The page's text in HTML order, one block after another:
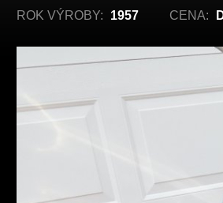
ROK VÝROBY: 1957 CENA: